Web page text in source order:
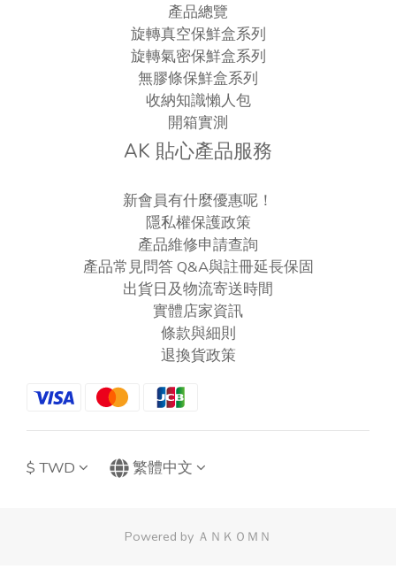
產品總覽
旋轉真空保鮮盒系列
旋轉氣密保鮮盒系列
無膠條保鮮盒系列
收納知識懶人包
開箱實測
AK 貼心產品服務
新會員有什麼優惠呢！
隱私權保護政策
產品維修申請查詢
產品常見問答 Q&A與註冊延長保固
出貨日及物流寄送時間
實體店家資訊
條款與細則
退換貨政策
$ TWD 繁體中文
Powered by ＡＮＫＯＭＮ